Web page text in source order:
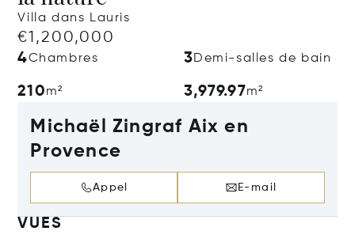
Villa dans Lauris
€1,200,000
4Chambres 3Demi-salles de bain
210m² 3,979.97m²
Michaël Zingraf Aix en
Provence
Appel E-mail
VUES